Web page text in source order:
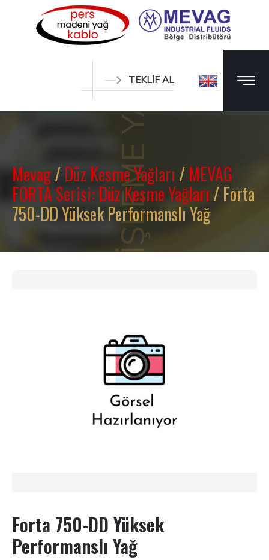
TEKLİF AL
METAL İŞLEME YAĞLARI
Mevag/Düz Kesme Yağları /MEVAG
FORTA Serisi: Düz Kesme Yağları / Forta
750-DD Yüksek Performanslı Yağ
Forta 750-DD Yüksek
Performanslı Yağ